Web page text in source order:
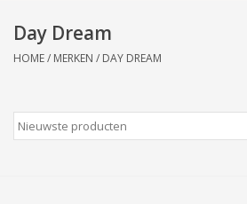
Wonen/koken/huishouden
Wenskaarten
Day Dream
HOME/ MERKEN / DAY DREAM